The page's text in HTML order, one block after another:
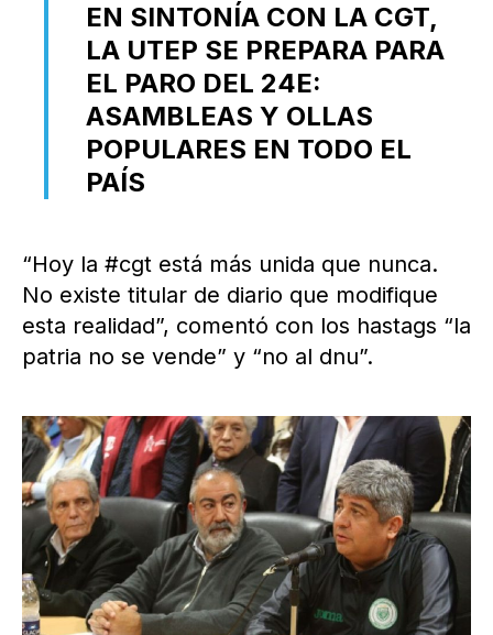
EN SINTONÍA CON LA CGT,
LA UTEP SE PREPARA PARA
EL PARO DEL 24E:
ASAMBLEAS Y OLLAS
POPULARES EN TODO EL
PAÍS
“Hoy la #cgt está más unida que nunca.
No existe titular de diario que modifique
esta realidad”, comentó con los hastags “la
patria no se vende” y “no al dnu”.